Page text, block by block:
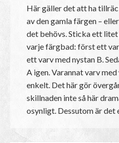
Här gäller det att ha
av den gamla färgen –
det behövs. Sticka ett
varje färgbad: först ett
ett varv med nystan B.
A igen. Varannat varv
enkelt. Det här gör
skillnaden inte så här
osynligt. Dessutom är det